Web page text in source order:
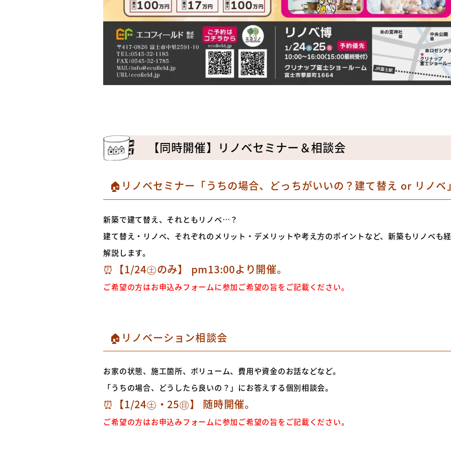
【同時開催】リノベセミナー＆相談会
🏠リノベセミナー「うちの場合、どっちがいいの？建て替え or リノベ
新築で建て替え、それともリノベ…？
建て替え・リノベ、それぞれのメリット・デメリットや考え方のポイントなど、新築もリノベも
解説します。
⏰【1/24㊏のみ】 pm13:00より開催。
ご希望の方はお申込みフォームに参加ご希望の旨をご記載ください。
🏠リノベーション相談会
お家の状態、施工箇所、ボリューム、費用や資金のお話などなど。
「うちの場合、どうしたら良いの？」にお答えする個別相談会。
⏰【1/24㊏・25㊐】 随時開催。
ご希望の方はお申込みフォームに参加ご希望の旨をご記載ください。